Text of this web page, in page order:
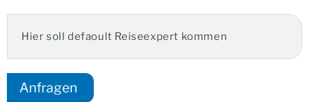
Ihre Vorteile:
Boutique Hotel
Privatreise mit eigenem Chauffeur
Hier soll defaoult Reiseexpert kommen
Anfragen